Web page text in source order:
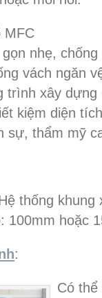
MFC
nhẹ,
vách ngăn
trình xây dựng
kiệm diện
sự, thẩm mỹ
thống khung
100mm hoặc
:
Có